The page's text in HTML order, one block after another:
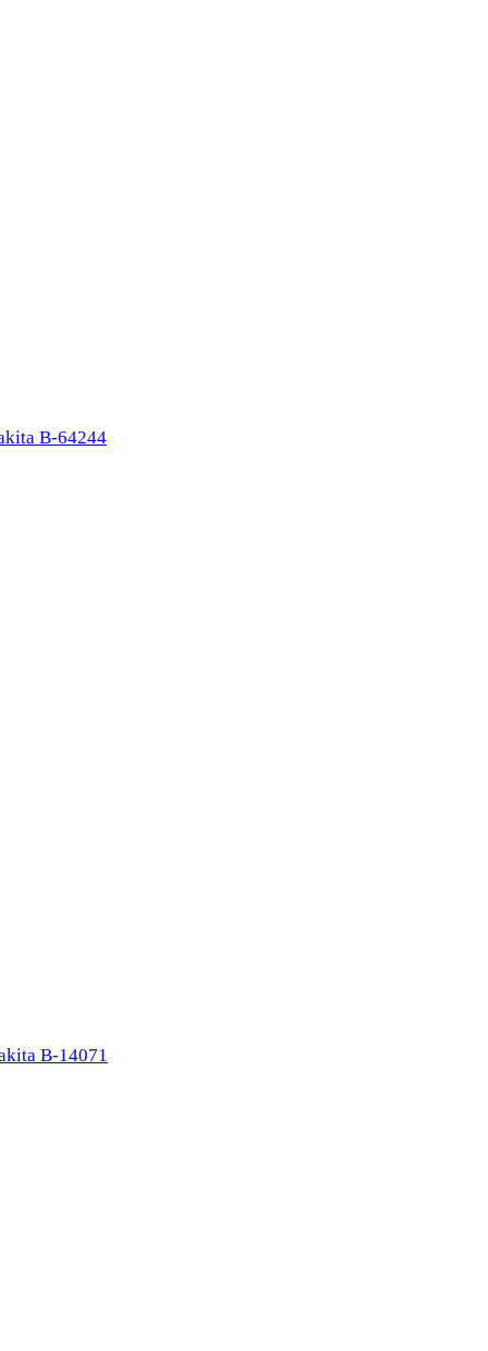
B-64244
B-14071